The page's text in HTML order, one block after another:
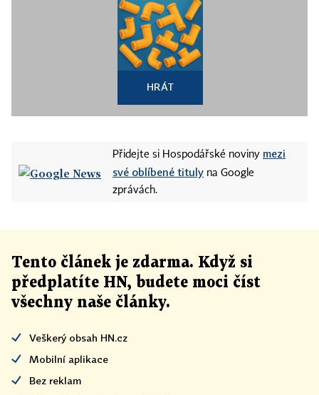
HRÁT
Přidejte si Hospodářské noviny mezi
své oblíbené tituly na Google
zprávách.
Tento článek je zdarma. Když si
předplatíte HN, budete moci číst
všechny naše články.
Veškerý obsah HN.cz
Mobilní aplikace
Bez reklam